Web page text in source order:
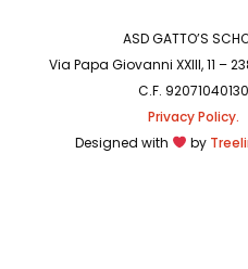
ASD GATTO’S
Via Papa Giovanni XXIII, 11 –
C.F. 92071040130
Privacy Policy.
Designed with
by